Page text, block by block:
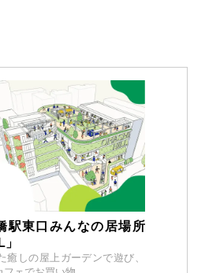
駅東口みんなの居場所
癒しの屋上ガーデンで遊び、